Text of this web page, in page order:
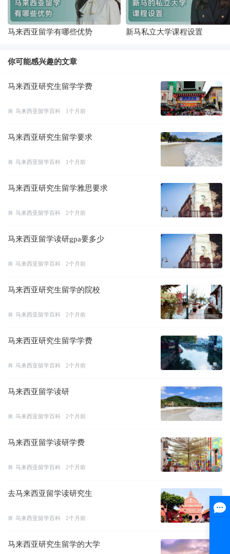
马来西亚留学有哪些优势 新马私立大学课程设置
你可能感兴趣的文章
马来西亚研究生留学学费
马来西亚留学百科 1个月前
马来西亚研究生留学要求
马来西亚留学百科 1个月前
马来西亚研究生留学雅思要求
马来西亚留学百科 2个月前
马来西亚留学读研gpa要多少
马来西亚留学百科 2个月前
马来西亚研究生留学的院校
马来西亚留学百科 2个月前
马来西亚研究生留学学费
马来西亚留学百科 2个月前
马来西亚留学读研
马来西亚留学百科 2个月前
马来西亚留学读研学费
马来西亚留学百科 2个月前
去马来西亚留学读研究生
马来西亚留学百科 2个月前
马来西亚研究生留学的大学